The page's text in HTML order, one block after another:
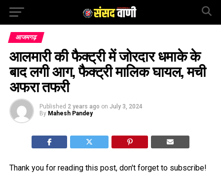
आजमगढ़
आलमारी की फैक्ट्री में जोरदार धमाके के
बाद लगी आग, फैक्ट्री मालिक घायल, मची
अफरा तफरी
Published 2 years ago on July 3, 2024
By Mahesh Pandey
Thank you for reading this post, don't forget to subscribe!